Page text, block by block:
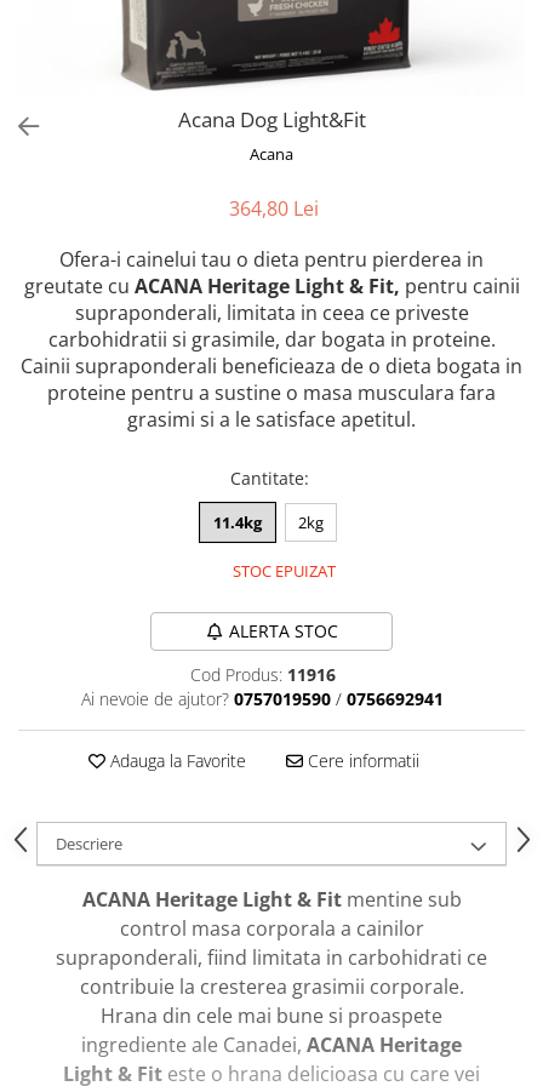
Batoane branza Yak
Castroane si Dozatoare
Culcusuri
Custi si Genti de Transport
Diete veterinare
Lemne si coarne de cerb sau
Saltele cu efect de racire
Suplimente
Acana Dog Light&Fit
Acana
364,80 Lei
Ofera-i cainelui tau o dieta pentru pierderea in
greutate cu ACANA Heritage Light & Fit, pentru cainii
supraponderali, limitata in ceea ce priveste
carbohidratii si grasimile, dar bogata in proteine.
Cainii supraponderali beneficieaza de o dieta bogata in
proteine pentru a sustine o masa musculara fara
grasimi si a le satisface apetitul.
Cantitate:
11.4kg 2kg
STOC EPUIZAT
ALERTA STOC
Cod Produs: 11916
Ai nevoie de ajutor? 0757019590 / 0756692941
Adauga la Favorite Cere informatii
Descriere
ACANA Heritage Light & Fit mentine sub
control masa corporala a cainilor
supraponderali, fiind limitata in carbohidrati ce
contribuie la cresterea grasimii corporale.
Hrana din cele mai bune si proaspete
ingrediente ale Canadei, ACANA Heritage
Light & Fit este o hrana delicioasa cu care vei